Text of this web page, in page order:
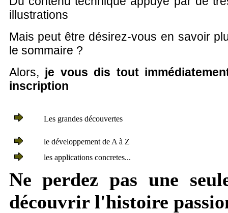
illustrations
Mais peut être désirez-vous en savoir
le sommaire ?
Alors, je vous dis tout
inscription
Les grandes découvertes
le développement de A à Z
les applications concretes...
Ne perdez pas une
découvrir l'histoire